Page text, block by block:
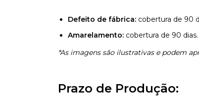
Defeito de fábrica: cobertura de 90
Amarelamento: cobertura de 90 dias.
*As imagens são ilustrativas e podem
Prazo de Produção: